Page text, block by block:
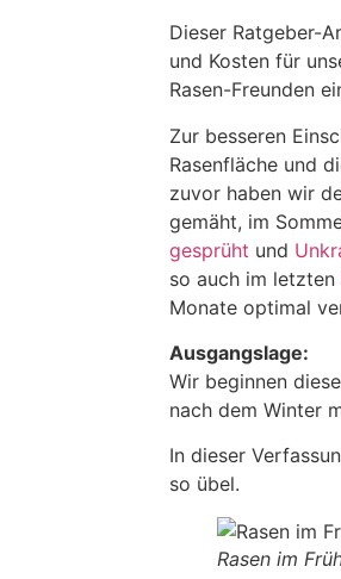
Dieser Ratgeber-
und Kosten für
Rasen-Freunden
Zur besseren
Rasenfläche und
zuvor haben wir
gemäht, im
gesprüht und
so auch im letzten
Monate optimal
Ausgangslage:
Wir beginnen
nach dem Winter
In dieser
so übel.
Rasen im